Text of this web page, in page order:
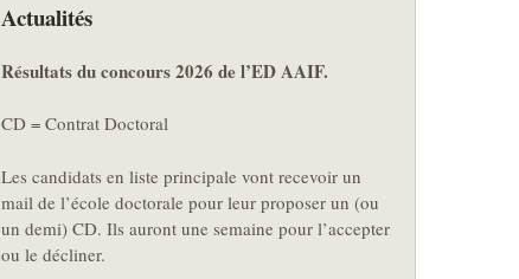
Actualités
Résultats du concours 2026 de l’ED AAIF.
CD = Contrat Doctoral
Les candidats en liste principale vont recevoir un
mail de l’école doctorale pour leur proposer un (ou
un demi) CD. Ils auront une semaine pour l’accepter
ou le décliner.